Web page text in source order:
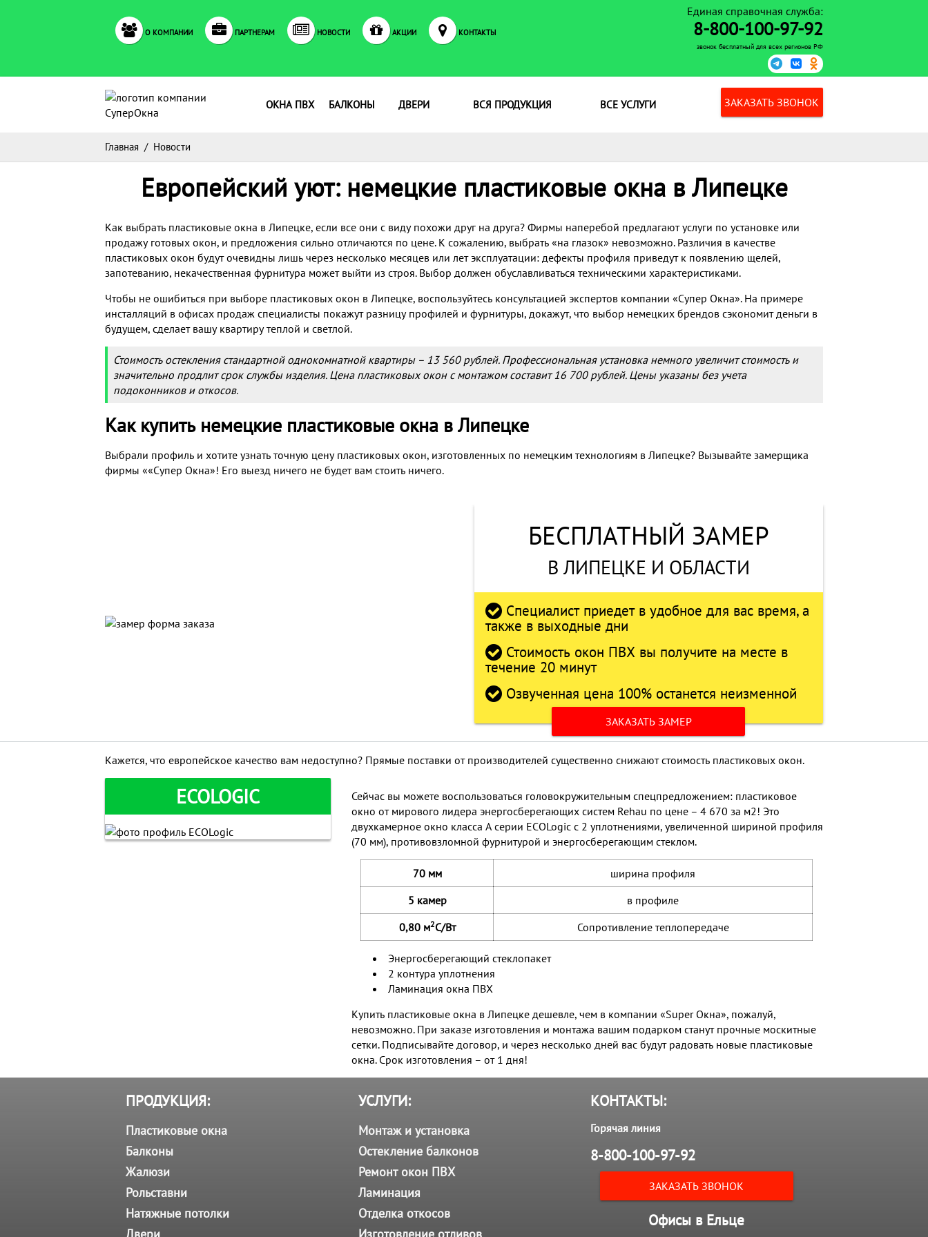
О КОМПАНИИ ПАРТНЕРАМ НОВОСТИ АКЦИИ КОНТАКТЫ
Единая справочная служба:
8-800-100-97-92
звонок бесплатный для всех регионов РФ
ОКНА ПВХ БАЛКОНЫ ДВЕРИ ВСЯ ПРОДУКЦИЯ ВСЕ УСЛУГИ ЗАКАЗАТЬ ЗВОНОК
Главная / Новости
Европейский уют: немецкие пластиковые окна в Липецке
Как выбрать пластиковые окна в Липецке, если все они с виду похожи друг на друга? Фирмы наперебой предлагают услуги по установке или
продажу готовых окон, и предложения сильно отличаются по цене. К сожалению, выбрать «на глазок» невозможно. Различия в качестве
пластиковых окон будут очевидны лишь через несколько месяцев или лет эксплуатации: дефекты профиля приведут к появлению щелей,
запотеванию, некачественная фурнитура может выйти из строя. Выбор должен обуславливаться техническими характеристиками.
Чтобы не ошибиться при выборе пластиковых окон в Липецке, воспользуйтесь консультацией экспертов компании «Супер Окна». На примере
инсталляций в офисах продаж специалисты покажут разницу профилей и фурнитуры, докажут, что выбор немецких брендов сэкономит деньги в
будущем, сделает вашу квартиру теплой и светлой.
Стоимость остекления стандартной однокомнатной квартиры – 13 560 рублей. Профессиональная установка немного увеличит стоимость и
значительно продлит срок службы изделия. Цена пластиковых окон с монтажом составит 16 700 рублей. Цены указаны без учета
подоконников и откосов.
Как купить немецкие пластиковые окна в Липецке
Выбрали профиль и хотите узнать точную цену пластиковых окон, изготовленных по немецким технологиям в Липецке? Вызывайте замерщика
фирмы ««Супер Окна»! Его выезд ничего не будет вам стоить ничего.
БЕСПЛАТНЫЙ ЗАМЕР
В ЛИПЕЦКЕ И ОБЛАСТИ
Специалист приедет в удобное для вас время, а
также в выходные дни
Стоимость окон ПВХ вы получите на месте в
течение 20 минут
Озвученная цена 100% останется неизменной
ЗАКАЗАТЬ ЗАМЕР
Кажется, что европейское качество вам недоступно? Прямые поставки от производителей существенно снижают стоимость пластиковых окон.
ECOLOGIC
Сейчас вы можете воспользоваться головокружительным спецпредложением: пластиковое
окно от мирового лидера энергосберегающих систем Rehau по цене – 4 670 за м2! Это
двухкамерное окно класса А серии ECOLogic с 2 уплотнениями, увеличенной шириной профиля
(70 мм), противовзломной фурнитурой и энергосберегающим стеклом.
70 мм
ширина профиля
5 камер
в профиле
0,80 м2С/Вт Сопротивление теплопередаче
Энергосберегающий стеклопакет
2 контура уплотнения
Ламинация окна ПВХ
Купить пластиковые окна в Липецкедешевле, чем в компании «Super Окна», пожалуй,
невозможно. При заказе изготовления и монтажа вашим подарком станут прочные москитные
сетки. Подписывайте договор, и через несколько дней вас будут радовать новые пластиковые
окна. Срок изготовления – от 1 дня!
ПРОДУКЦИЯ:
Пластиковые окна
Балконы
Жалюзи
Рольставни
Натяжные потолки
УСЛУГИ:
Монтаж и установка
Остекление балконов
Ремонт окон ПВХ
Ламинация
Отделка откосов
КОНТАКТЫ:
Горячая линия
8-800-100-97-92
ЗАКАЗАТЬ ЗВОНОК
Офисы в Ельце